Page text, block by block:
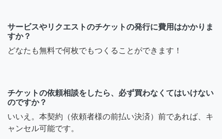
サービスやリクエストのチケットの発行に費用はかかりま
すか？
どなたも無料で何枚でもつくることができます！
チケットの依頼相談をしたら、必ず買わなくてはいけない
のですか？
いいえ。本契約（依頼者様の前払い決済）前であれば、キ
ャンセル可能です。